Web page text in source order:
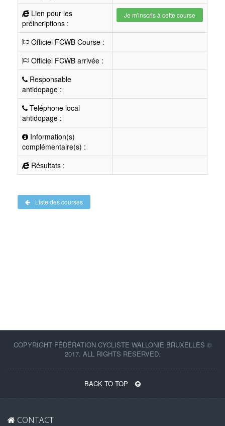
Lien pour les
préincriptions :
Je m'inscris à cette course
Officiel FCWB Course :
Officiel FCWB arrivée :
Responsable
antidopage :
Teléphone local
antidopage :
Information(s)
complémentaire(s) :
Résultats :
Liste des courses
COPYRIGHT FÉDÉRATION CYCLISTE WALLONIE BRUXELLES ©
2017. ALL RIGHTS RESERVED.
BACK TO TOP
CONTACT